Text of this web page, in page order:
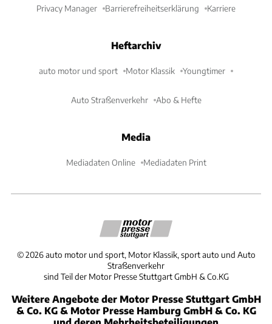
Privacy Manager Barrierefreiheitserklärung Karriere
Heftarchiv
auto motor und sport Motor Klassik Youngtimer
Auto Straßenverkehr Abo & Hefte
Media
Mediadaten Online Mediadaten Print
©2026 auto motor und sport, Motor Klassik, sport auto und Auto
Straßenverkehr
sind Teil der Motor Presse Stuttgart GmbH & Co.KG
Weitere Angebote der Motor Presse Stuttgart GmbH
& Co. KG & Motor Presse Hamburg GmbH & Co. KG